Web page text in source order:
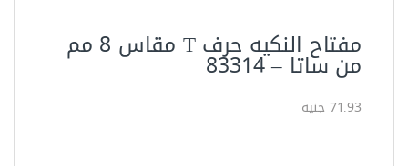
مفتاح النكيه حرف T مقاس 8 مم
من ساتا – 83314‏
71.93 جنيه